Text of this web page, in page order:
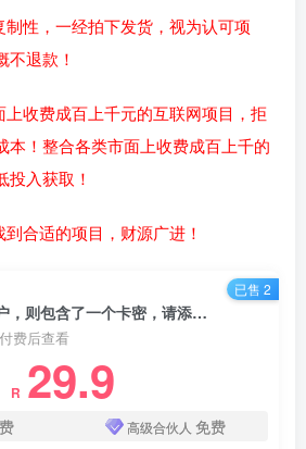
性，一经拍下发货，视为认可项
不退款！
收费成百上千元的互联网项目，拒
本！整合各类市面上收费成百上千的
投入获取！
合适的项目，财源广进！
备注：付款29.9的用户，则包含了一个卡密，请添加网站下方或右侧微信客服，提供付款截图，领取卡密！
费后查看
R 29.9
高级合伙人 免费
已售 2